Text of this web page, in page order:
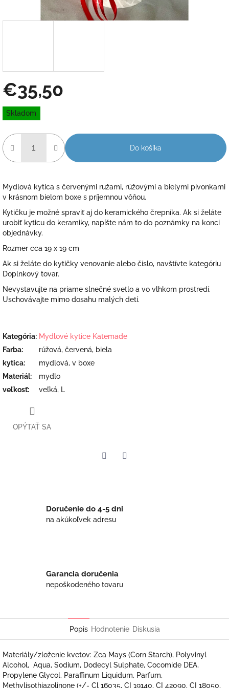
€35,50
Jednotková
cena:
Skladom
Do košíka
Mydlová kytica s červenými ružami, rúžovými a bielymi pivonkami
v krásnom bielom boxe s príjemnou vôňou.
Kytičku je možné spraviť aj do keramického črepníka. Ak si želáte
urobiť kyticu do keramiky, napíšte nám to do poznámky na konci
objednávky.
Rozmer cca 19 x 19 cm
Ak si želáte do kytičky venovanie alebo číslo, navštívte kategóriu
Doplnkový tovar.
Nevystavujte na priame slnečné svetlo a vo vlhkom prostredí.
Uschovávajte mimo dosahu malých detí.
Kategória: Mydlové kytice Katemade
Farba:
rúžová, červená, biela
kytica:
mydlová, v boxe
Materiál:
mydlo
veľkosť: veľká, L
OPÝTAŤ SA
Doručenie do 4-5 dni
na akúkoľvek adresu
Garancia doručenia
nepoškodeného tovaru
Popis Hodnotenie Diskusia
Materiály/zloženie kvetov: Zea Mays (Corn Starch), Polyvinyl
Alcohol, Aqua, Sodium, Dodecyl Sulphate, Cocomide DEA,
Propylene Glycol, Paraffinum Liquidum, Parfum,
Methylisothiazolinone (+/- Cl 16035, CI 19140, CI 42090, CI 18050,